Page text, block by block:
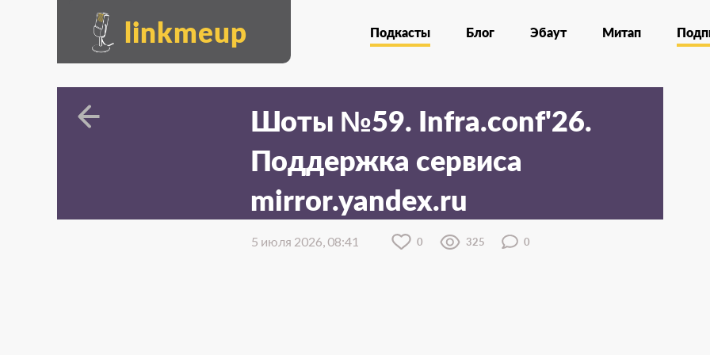
linkmeup Подкасты Блог Эбаут Митап
Шоты №59. Infra.conf'26.
Поддержка сервиса
mirror.yandex.ru
5 июля 2026, 08:41 0 325 0